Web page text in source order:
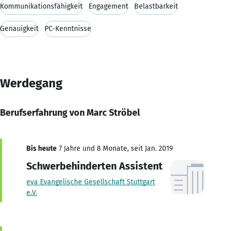
Kommunikationsfähigkeit Engagement Belastbarkeit
Genauigkeit PC-Kenntnisse
Werdegang
Berufserfahrung von Marc Ströbel
Bis heute 7 Jahre und 8 Monate, seit Jan. 2019
Schwerbehinderten Assistent
eva Evangelische Gesellschaft Stuttgart
e.V.